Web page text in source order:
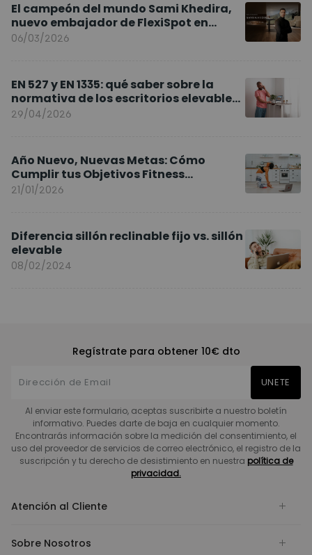
El campeón del mundo Sami Khedira,
nuevo embajador de FlexiSpot en
Europa
06/03/2026
EN 527 y EN 1335: qué saber sobre la
normativa de los escritorios elevables
y sillas ergonómicas
29/04/2026
Año Nuevo, Nuevas Metas: Cómo
Cumplir tus Objetivos Fitness
Entrenando en Casa
21/01/2026
Diferencia sillón reclinable fijo vs. sillón
elevable
08/02/2024
Regístrate para obtener 10€ dto
UNETE
Al enviar este formulario, aceptas suscribirte a nuestro boletín
informativo. Puedes darte de baja en cualquier momento.
Encontrarás información sobre la medición del consentimiento, el
uso del proveedor de servicios de correo electrónico, el registro de la
suscripción y tu derecho de desistimiento en nuestra política de
privacidad.
Atención al Cliente
Sobre Nosotros